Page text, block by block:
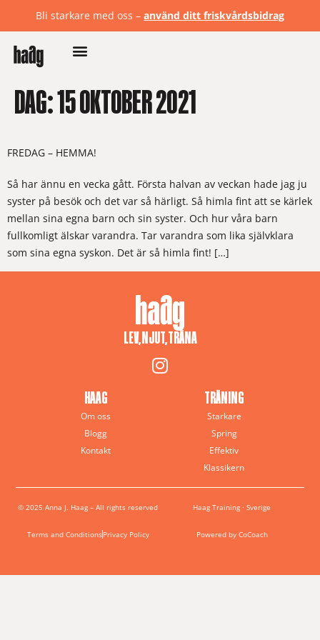
Bli starkare med oss – använd ditt friskvårdsbidrag
DAG:15 OKTOBER 2021
FREDAG – HEMMA!
Så har ännu en vecka gått. Första halvan av veckan hade jag ju
syster på besök och det var så härligt. Så himla fint att se kärlek
mellan sina egna barn och sin syster. Och hur våra barn
fullkomligt älskar varandra. Tar varandra som lika självklara
som sina egna syskon. Det är så himla fint! […]
LEV, NJUT, TRÄNA
HAAG
Om oss
Blogg
Kontakt
TRÄNING
Starkare
Spring
Effektiv
Klassikern
© 2025 Anna J. Haag – All rights reserved
Terms and ConditionsPrivacy Policy
Haag Training · Sverige
Powered by CoCoach